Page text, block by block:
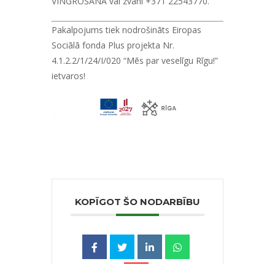
Pakalpojums tiek nodrošināts Eiropas
Sociālā fonda Plus projekta Nr.
4.1.2.2/1/24/I/020 “Mēs par veselīgu Rīgu!”
ietvaros!
KOPĪGOT ŠO NODARBĪBU